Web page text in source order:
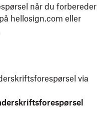
når du forbereder
hellosign.com eller
via